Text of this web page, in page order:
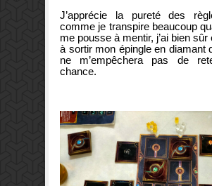
J’apprécie la pureté des
comme je transpire beaucoup
me pousse à mentir, j’ai bien sûr
à sortir mon épingle en diamant
ne m’empêchera pas de
chance.